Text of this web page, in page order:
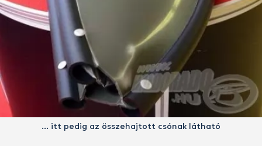
… itt pedig az összehajtott csónak látható